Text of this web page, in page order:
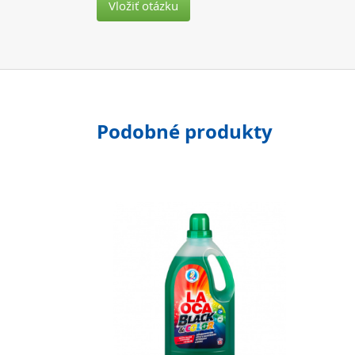
Vložiť otázku
Podobné produkty